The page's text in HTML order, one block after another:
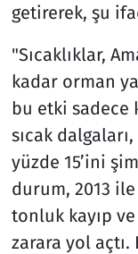
getirerek, şu
"Sıcaklıklar,
kadar orman
bu etki sadece
sıcak
yüzde 15’ini
durum, 2013
tonluk kayıp
zarara yol açtı.